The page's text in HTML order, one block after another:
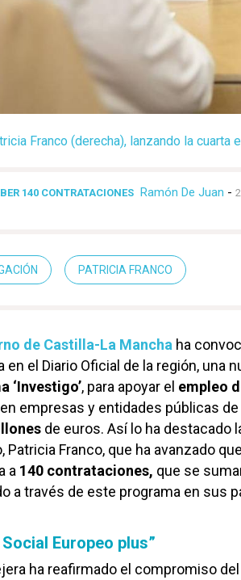
Franco (derecha), lanzando la cuarta
140 CONTRATACIONES Ramón De Juan -
PATRICIA FRANCO
de Castilla-La Mancha ha
en el Diario Oficial de la región, una
‘Investigo’, para apoyar el empleo
en empresas y entidades públicas
de euros. Así lo ha destacado
Patricia Franco, que ha avanzado
a 140 contrataciones, que se
a través de este programa en sus
Europeo plus”
ha reafirmado el compromiso